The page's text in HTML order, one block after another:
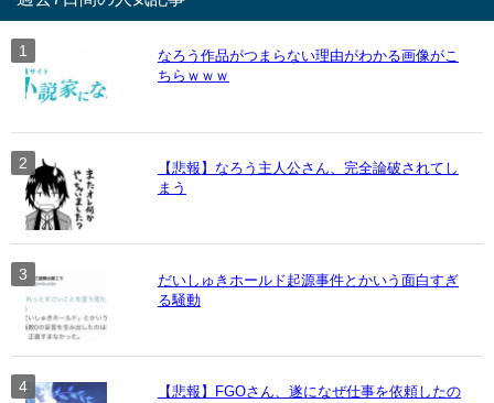
なろう作品がつまらない理由がわかる画像がこ
ちらｗｗｗ
【悲報】なろう主人公さん、完全論破されてし
まう
だいしゅきホールド起源事件とかいう面白すぎ
る騒動
【悲報】FGOさん、遂になぜ仕事を依頼したの